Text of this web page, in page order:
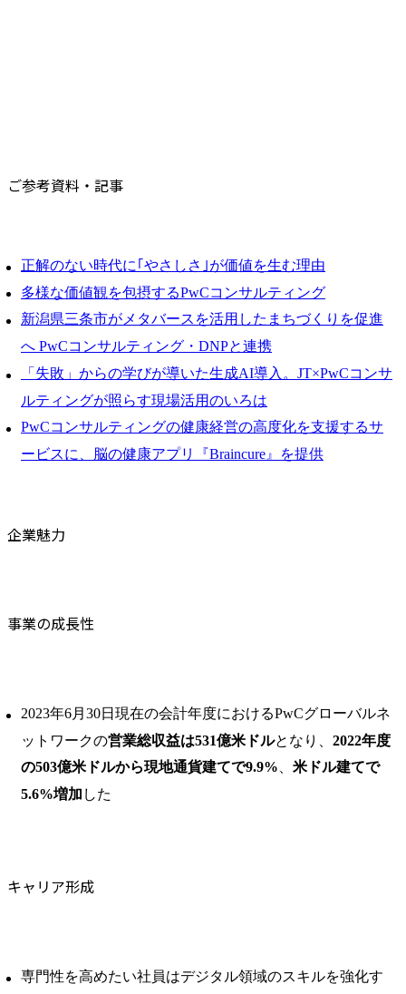
ご参考資料・記事
正解のない時代に｢やさしさ｣が価値を生む理由
多様な価値観を包摂するPwCコンサルティング
新潟県三条市がメタバースを活用したまちづくりを促進
へ PwCコンサルティング・DNPと連携
「失敗」からの学びが導いた生成AI導入。JT×PwCコンサ
ルティングが照らす現場活用のいろは
PwCコンサルティングの健康経営の高度化を支援するサ
ービスに、脳の健康アプリ『Braincure』を提供
企業魅力
事業の成長性
2023年6月30日現在の会計年度におけるPwCグローバルネ
ットワークの営業総収益は531億米ドルとなり、 2022年度
の503億米ドルから現地通貨建てで9.9%
米ドル建てで
5.6%増加 した
キャリア形成
専門性を高めたい社員はデジタル領域のスキルを強化す